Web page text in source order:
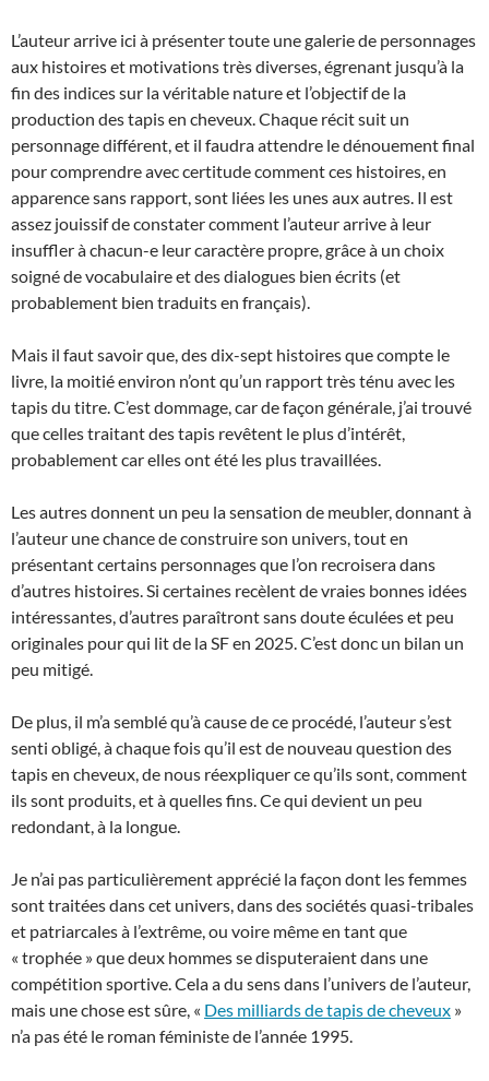
L’auteur arrive ici à présenter toute une galerie de personnages
aux histoires et motivations très diverses, égrenant jusqu’à la
fin des indices sur la véritable nature et l’objectif de la
production des tapis en cheveux. Chaque récit suit un
personnage différent, et il faudra attendre le dénouement final
pour comprendre avec certitude comment ces histoires, en
apparence sans rapport, sont liées les unes aux autres. Il est
assez jouissif de constater comment l’auteur arrive à leur
insuffler à chacun-e leur caractère propre, grâce à un choix
soigné de vocabulaire et des dialogues bien écrits (et
probablement bien traduits en français).
Mais il faut savoir que, des dix-sept histoires que compte le
livre, la moitié environ n’ont qu’un rapport très ténu avec les
tapis du titre. C’est dommage, car de façon générale, j’ai trouvé
que celles traitant des tapis revêtent le plus d’intérêt,
probablement car elles ont été les plus travaillées.
Les autres donnent un peu la sensation de meubler, donnant à
l’auteur une chance de construire son univers, tout en
présentant certains personnages que l’on recroisera dans
d’autres histoires. Si certaines recèlent de vraies bonnes idées
intéressantes, d’autres paraîtront sans doute éculées et peu
originales pour qui lit de la SF en 2025. C’est donc un bilan un
peu mitigé.
De plus, il m’a semblé qu’à cause de ce procédé, l’auteur s’est
senti obligé, à chaque fois qu’il est de nouveau question des
tapis en cheveux, de nous réexpliquer ce qu’ils sont, comment
ils sont produits, et à quelles fins. Ce qui devient un peu
redondant, à la longue.
Je n’ai pas particulièrement apprécié la façon dont les femmes
sont traitées dans cet univers, dans des sociétés quasi-tribales
et patriarcales à l’extrême, ou voire même en tant que
« trophée » que deux hommes se disputeraient dans une
compétition sportive. Cela a du sens dans l’univers de l’auteur,
mais une chose est sûre, « Des milliards de tapis de cheveux »
n’a pas été le roman féministe de l’année 1995.